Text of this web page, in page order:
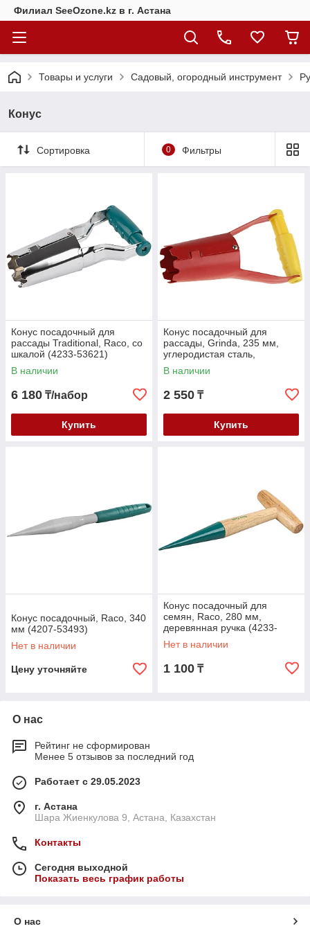
Филиал SeeOzone.kz в г. Астана
Товары и услуги Садовый, огородный инструмент
Конус
Сортировка 0 Фильтры
Конус посадочный для
рассады Traditional, Raco, со
шкалой (4233-53621)
В наличии
6 180 ₸/набор
Купить
Конус посадочный для
рассады, Grinda, 235 мм,
углеродистая сталь,
деревянная ручка (8-
421225_z01)
В наличии
2 550 ₸
Купить
Конус посадочный, Raco, 340
мм (4207-53493)
Нет в наличии
Цену уточняйте
Конус посадочный для
семян, Raco, 280 мм,
деревянная ручка (4233-
53623)
Нет в наличии
1 100 ₸
О нас
Рейтинг не сформирован
Менее 5 отзывов за последний год
Работает с 29.05.2023
г. Астана
Шара Жиенкулова 9, Астана, Казахстан
Контакты
Сегодня выходной
Показать весь график работы
О нас